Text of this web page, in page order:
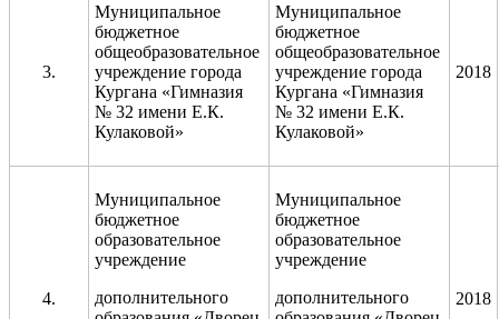
3.
Муниципальное
бюджетное
общеобразовательное
учреждение города
Кургана «Гимназия
№ 32 имени Е.К.
Кулаковой»
Муниципальное
бюджетное
общеобразовательное
учреждение города
Кургана «Гимназия
№ 32 имени Е.К.
Кулаковой»
2018
4.
Муниципальное
бюджетное
образовательное
учреждение
дополнительного
Муниципальное
бюджетное
образовательное
учреждение
дополнительного
2018